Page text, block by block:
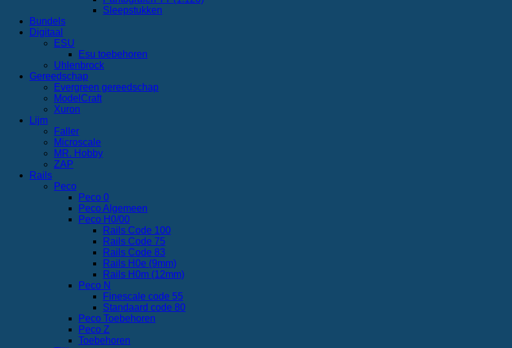
Sleepstukken
Bundels
Digitaal
ESU
Esu toebehoren
Uhlenbrock
Gereedschap
Evergreen gereedschap
ModelCraft
Xuron
Lijm
Faller
Microscale
MR. Hobby
ZAP
Rails
Peco
Peco 0
Peco Algemeen
Peco H0/00
Rails Code 100
Rails Code 75
Rails Code 83
Rails H0e (9mm)
Rails H0m (12mm)
Peco N
Finescale code 55
Standaard code 80
Peco Toebehoren
Peco Z
Toebehoren